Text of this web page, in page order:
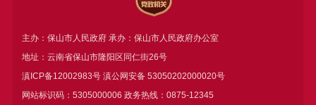
主办：保山市人民政府 承办：保山市人民政府办公室
地址：云南省保山市隆阳区同仁街26号
滇ICP备12002983号滇公网安备 53050202000020号
网站标识码：5305000006 政务热线：0875-12345